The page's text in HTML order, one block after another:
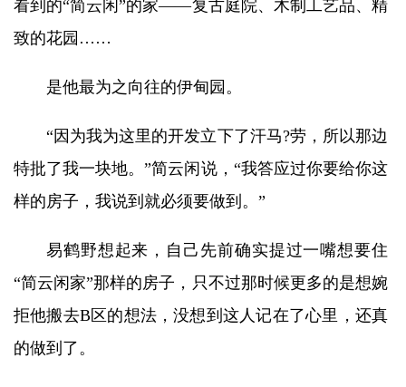
看到的“简云闲”的家——复古庭院、木制工艺品、精
致的花园……
是他最为之向往的伊甸园。
“因为我为这里的开发立下了汗马?劳，所以那边
特批了我一块地。”简云闲说，“我答应过你要给你这
样的房子，我说到就必须要做到。”
易鹤野想起来，自己先前确实提过一嘴想要住
“简云闲家”那样的房子，只不过那时候更多的是想婉
拒他搬去B区的想法，没想到这人记在了心里，还真
的做到了。